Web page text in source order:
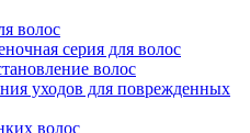
волос
серия для волос
волос
уходов для поврежденных
волос